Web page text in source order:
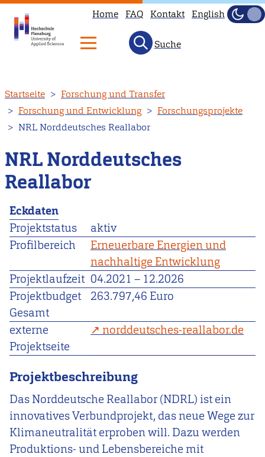
zum
Inhalt
Home FAQ Kontakt English
Hell
Suche
Startseite
Forschung und Transfer
Forschung und Entwicklung
Forschungsprojekte
NRL Norddeutsches Reallabor
NRL Norddeutsches
Reallabor
Eckdaten
Projektstatus
aktiv
Profilbereich
Erneuerbare Energien und
nachhaltige Entwicklung
Projektlaufzeit 04.2021 – 12.2026
Projektbudget
Gesamt
263.797,46 Euro
externe
Projektseite
norddeutsches-reallabor.de
Projektbeschreibung
Das Norddeutsche Reallabor (NDRL) ist ein
innovatives Verbundprojekt, das neue Wege zur
Klimaneutralität erproben will. Dazu werden
Produktions- und Lebensbereiche mit